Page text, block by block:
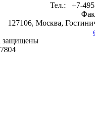
Тел.: +7-
127106, Москва,
защищены